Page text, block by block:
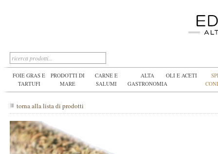
FOIE GRAS E
TARTUFI
PRODOTTI DI
MARE
CARNE E
SALUMI
ALTA
GASTRONOMIA
OLI E ACETI
torna alla lista di prodotti